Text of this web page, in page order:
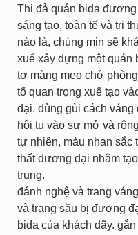
Thi đả quán bida
sáng tạo, toàn tế và tri
nào là, chúng min sẽ
xuể xây dựng một quán
tơ màng mẹo chớ
tố quan trọng xuể tạo
đại. dùng gùi cách
hội tụ vào sự mở và
tự nhiên, màu nhan sắc
thất đương đại nhằm
trung.
đánh nghệ và trang
và trang sầu bị đương
bida của khách dãy.